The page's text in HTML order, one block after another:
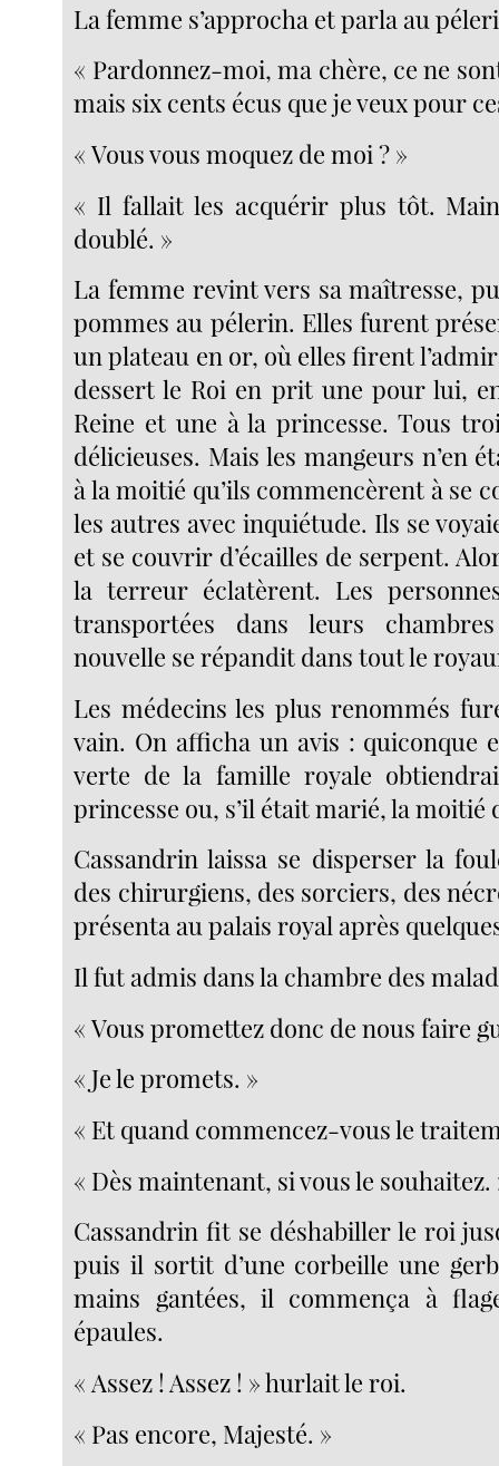
La femme s’approcha et parla au
« Pardonnez-moi, ma chère, ce ne
mais six cents écus que je veux pour
« Vous vous moquez de moi ? »
« Il fallait les acquérir plus tôt.
doublé. »
La femme revint vers sa maîtresse,
pommes au pélerin. Elles furent
un plateau en or, où elles firent
dessert le Roi en prit une pour lui,
Reine et une à la princesse. Tous
délicieuses. Mais les mangeurs n’en
à la moitié qu’ils commencèrent à se
les autres avec inquiétude. Ils se
et se couvrir d’écailles de serpent.
la terreur éclatèrent. Les
transportées dans leurs
nouvelle se répandit dans tout le
Les médecins les plus renommés
vain. On afficha un avis : quiconque
verte de la famille royale
princesse ou, s’il était marié, la moitié
Cassandrin laissa se disperser la
des chirurgiens, des sorciers, des
présenta au palais royal après
Il fut admis dans la chambre des
« Vous promettez donc de nous faire
« Je le promets. »
« Et quand commencez-vous le
« Dès maintenant, si vous le souhaitez.
Cassandrin fit se déshabiller le roi
puis il sortit d’une corbeille une
mains gantées, il commença à
épaules.
« Assez ! Assez ! » hurlait le roi.
« Pas encore, Majesté. »